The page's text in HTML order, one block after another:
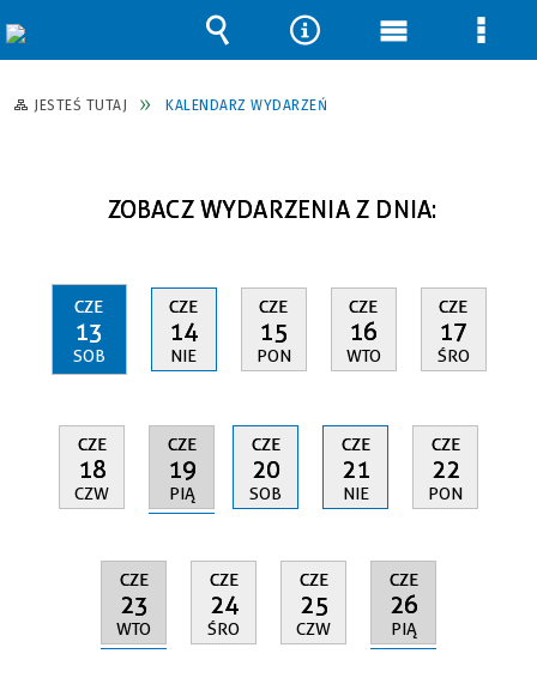
JESTEŚ TUTAJ KALENDARZ WYDARZEŃ
ZOBACZ WYDARZENIA Z DNIA:
CZE
13
SOB
CZE
14
NIE
CZE
15
PON
CZE
16
WTO
CZE
17
ŚRO
CZE
18
CZW
CZE
19
PIĄ
CZE
20
SOB
CZE
21
NIE
CZE
22
PON
CZE
23
WTO
CZE
24
ŚRO
CZE
25
CZW
CZE
26
PIĄ
Wyszukiwarka
Narzędzia
Menu Menu